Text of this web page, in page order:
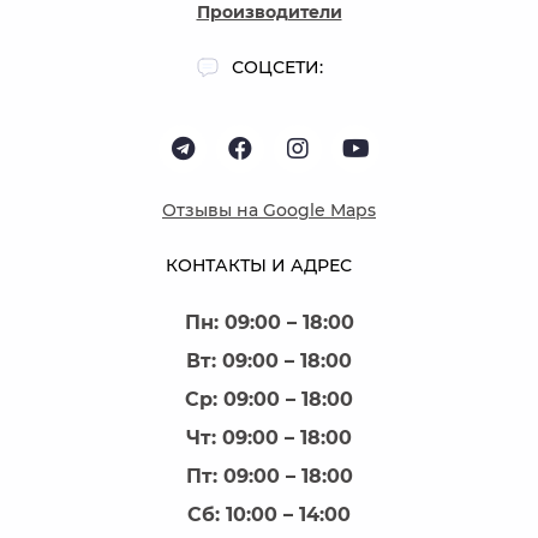
простота монтажа.
Качественный газовый доводчик мебельный рассчитан
в среднем на 30 000–50 000 циклов открывания, что
доводчики на кухню?
кухни. Именно здесь фасады верхних шкафов
на кухню обеспечивают комфорт даже при ежедневной
верхних модулей;
ниш с подъемными фасадами;
барных и встроенных систем хранения.
КОНТАКТЫ И АДРЕС
Пн: 09:00 – 18:00
Вт: 09:00 – 18:00
Ср: 09:00 – 18:00
Чт: 09:00 – 18:00
Пт: 09:00 – 18:00
Сб: 10:00 – 14:00
Производители
СОЦСЕТИ:
Отзывы на Google Maps